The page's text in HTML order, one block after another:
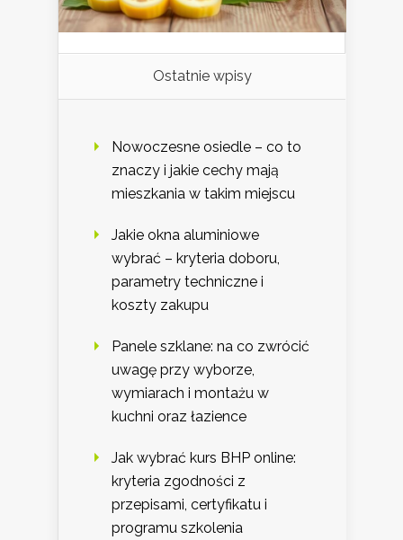
Ostatnie wpisy
Nowoczesne osiedle – co to
znaczy i jakie cechy mają
mieszkania w takim miejscu
Jakie okna aluminiowe
wybrać – kryteria doboru,
parametry techniczne i
koszty zakupu
Panele szklane: na co zwrócić
uwagę przy wyborze,
wymiarach i montażu w
kuchni oraz łazience
Jak wybrać kurs BHP online:
kryteria zgodności z
przepisami, certyfikatu i
programu szkolenia